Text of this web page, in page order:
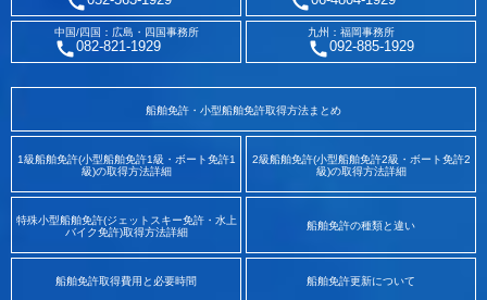
中国/四国：広島・四国事務所
082-821-1929
九州：福岡事務所
092-885-1929
船舶免許・小型船舶免許取得方法まとめ
1級船舶免許(小型船舶免許1級・ボート免許1
級)の取得方法詳細
2級船舶免許(小型船舶免許2級・ボート免許2
級)の取得方法詳細
特殊小型船舶免許(ジェットスキー免許・水上
バイク免許)取得方法詳細
船舶免許の種類と違い
船舶免許取得費用と必要時間 船舶免許更新について